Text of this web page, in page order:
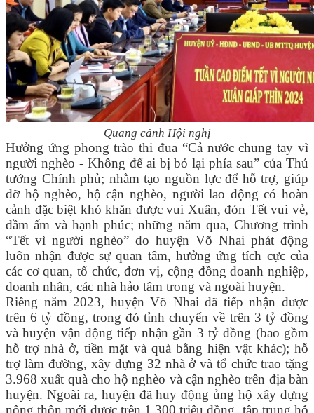
Quang cảnh Hội nghị
Hưởng ứng phong trào thi đua “Cả nước chung tay vì
người nghèo - Không để ai bị bỏ lại phía sau” của Thủ
tướng Chính phủ; nhằm tạo nguồn lực để hỗ trợ, giúp
đỡ hộ nghèo, hộ cận nghèo, người lao động có hoàn
cảnh đặc biệt khó khăn được vui Xuân, đón Tết vui vẻ,
đầm ấm và hạnh phúc; những năm qua, Chương trình
“Tết vì người nghèo” do huyện Võ Nhai phát động
luôn nhận được sự quan tâm, hưởng ứng tích cực của
các cơ quan, tổ chức, đơn vị, cộng đồng doanh nghiệp,
doanh nhân, các nhà hảo tâm trong và ngoài huyện.
Riêng năm 2023, huyện Võ Nhai đã tiếp nhận được
trên 6 tỷ đồng, trong đó tỉnh chuyển về trên 3 tỷ đồng
và huyện vận động tiếp nhận gần 3 tỷ đồng (bao gồm
hỗ trợ nhà ở, tiền mặt và quà bằng hiện vật khác); hỗ
trợ làm đường, xây dựng 32 nhà ở và tổ chức trao tặng
3.968 xuất quà cho hộ nghèo và cận nghèo trên địa bàn
huyện. Ngoài ra, huyện đã huy động ủng hộ xây dựng